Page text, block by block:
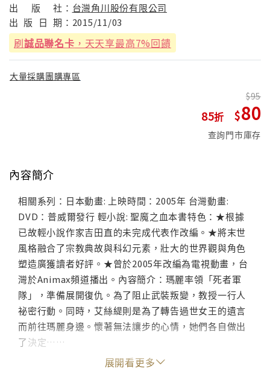
出
版 社： 台灣角川股份有限公司
出 版 日 期： 2015/11/03
刷誠品聯名卡 ，天天享最高7%回饋
大量採購團購專區
85
95
80
查詢門市庫存
內容簡介
相關系列：日本動畫: 上映時間：2005年 台灣動畫:
DVD：普威爾發行 輕小說: 聖魔之血本書特色：★根據
已故輕小說作家吉田直的未完成代表作改編。★將末世
風格融合了宗教典故與科幻元素，壯大的世界觀與角色
塑造廣獲讀者好評。★曾於2005年改編為電視動畫，台
灣於Animax頻道播出。內容簡介：瑪麗率領「死者軍
隊」，準備展開復仇。為了阻止武裝叛變，教授一行人
祕密行動。同時，艾絲緹則是為了轉告過世女王的遺言
而前往瑪麗身邊。懷著無法讓步的心情，她們各自做出
了決定……
展開看更多